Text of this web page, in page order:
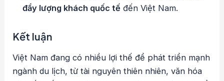
đẩy lượng khách quốc tế đến Việt Nam.
Kết luận
Việt Nam đang có nhiều lợi thế để phát triển mạnh
ngành du lịch, từ tài nguyên thiên nhiên, văn hóa